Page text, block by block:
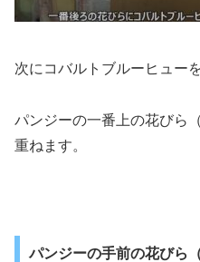
次にコバルトブルーヒュー
パンジーの一番上の花びら
重ねます。
パンジーの手前の花びら